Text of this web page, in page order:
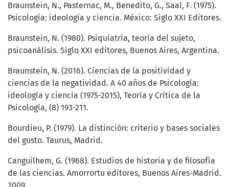
Braunstein, N., Pasternac, M., Benedito, G., Saal, F. (1975).
Psicología: ideología y ciencia. México: Siglo XXI Editores.
Braunstein, N. (1980). Psiquiatría, teoría del sujeto,
psicoanálisis. Siglo XXI editores, Buenos Aires, Argentina.
Braunstein, N. (2016). Ciencias de la positividad y
ciencias de la negatividad. A 40 años de Psicología:
ideología y ciencia (1975-2015), Teoría y Crítica de la
Psicología, (8) 193-211.
Bourdieu, P. (1979). La distinción: criterio y bases sociales
del gusto. Taurus, Madrid.
Canguilhem, G. (1968). Estudios de historia y de filosofía
de las ciencias. Amorrortu editores, Buenos Aires-Madrid.